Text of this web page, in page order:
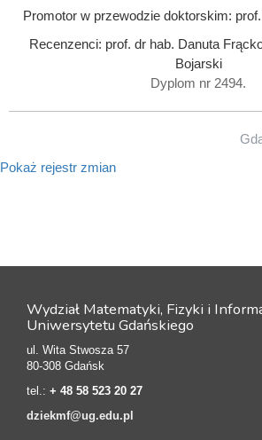
Promotor w przewodzie doktorskim:
Recenzenci: prof. dr hab. Danuta
Bojarski
Dyplom nr 2494.
Pokaż rejestr zmian
Wydział Matematyki, Fizyki i
Uniwersytetu Gdańskiego
ul. Wita Stwosza 57
80-308 Gdańsk
tel.: + 48 58 523 20 27
dziekmf@ug.edu.pl